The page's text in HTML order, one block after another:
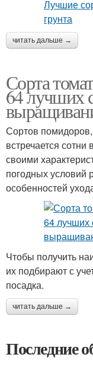
читать дальше →
Сорта
64 лучших
Сортов
встречается
своими
погодных условий
особенностей
Чтобы получить
их подбирают с
посадка.
читать дальше →
Последние